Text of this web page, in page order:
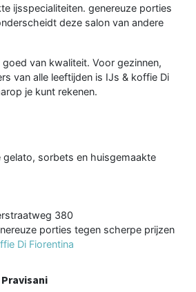
ijsspecialiteiten. genereuze porties
deze salon van andere
van kwaliteit. Voor gezinnen,
van alle leeftijden is IJs & koffie Di
je kunt rekenen.
gelato, sorbets en huisgemaakte
380
porties tegen scherpe prijzen
Di Fiorentina